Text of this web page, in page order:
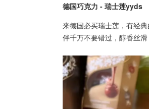
德国巧克力 - 瑞士莲yyds
来德国必买瑞士莲，有经典
伴千万不要错过，醇香丝